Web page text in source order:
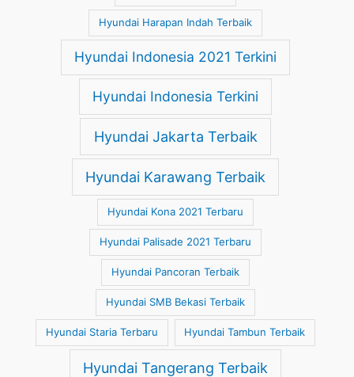
Hyundai Harapan Indah Terbaik
Hyundai Indonesia 2021 Terkini
Hyundai Indonesia Terkini
Hyundai Jakarta Terbaik
Hyundai Karawang Terbaik
Hyundai Kona 2021 Terbaru
Hyundai Palisade 2021 Terbaru
Hyundai Pancoran Terbaik
Hyundai SMB Bekasi Terbaik
Hyundai Staria Terbaru Hyundai Tambun Terbaik
Hyundai Tangerang Terbaik